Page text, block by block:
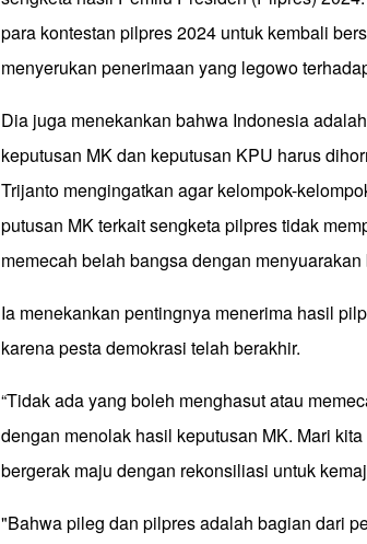
para kontestan pilpres 2024 untuk kembali
menyerukan penerimaan yang legowo
Dia juga menekankan bahwa Indonesia
keputusan MK dan keputusan KPU harus
Trijanto mengingatkan agar kelompok-
putusan MK terkait sengketa pilpres tidak
memecah belah bangsa dengan
Ia menekankan pentingnya menerima hasil
karena pesta demokrasi telah berakhir.
“Tidak ada yang boleh menghasut atau
dengan menolak hasil keputusan MK. Mari
bergerak maju dengan rekonsiliasi untuk
"Bahwa pileg dan pilpres adalah bagian dari